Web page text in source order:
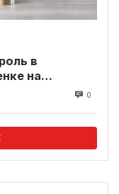
в
на
0